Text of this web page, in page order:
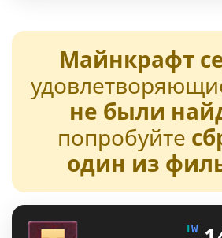
Майнкрафт
не были
попробуйте
один из
TW NT